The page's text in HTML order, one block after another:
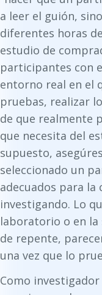
a leer el guión,
diferentes horas
estudio de
participantes con
entorno real en el
pruebas, realizar
de que realmente
que necesita del
supuesto,
seleccionado un
adecuados para la
investigando. Lo
laboratorio o en la
de repente,
una vez que lo
Como